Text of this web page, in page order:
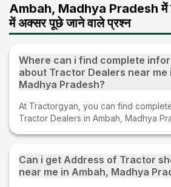
Ambah, Madhya Pradesh में
में अक्सर पूछे जाने वाले प्रश्न
Where can i find complete
about Tractor Dealers near me
Madhya Pradesh?
At Tractorgyan, you can find
Tractor Dealers in Ambah, Madhya
Can i get Address of Tractor
near me in Ambah, Madhya